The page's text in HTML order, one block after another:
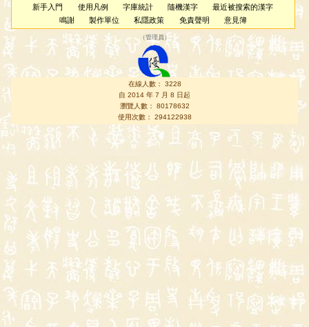
新手入門 使用凡例 字庫統計 隨機漢字
最近被搜索的漢字
鳴謝
製作單位 私隱政策 免責聲明 意見簿
（管理員 ）
在線人數： 3228
自 2014 年 7 月 8 日起
瀏覽人數： 80178632
使用次數： 294122938